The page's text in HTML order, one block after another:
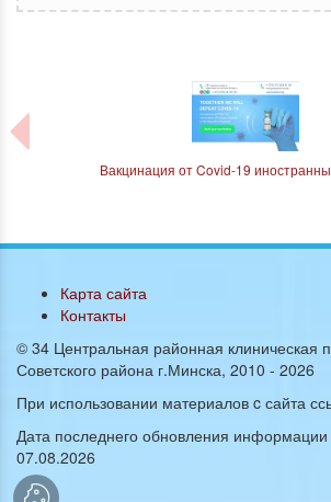
Вакцинация от Covid-19
Карта сайта
Контакты
© 34 Центральная районная клиническая
Советского района г.Минска, 2010 - 2026
При использовании материалов c сайта
Дата последнего обновления информации
07.08.2026